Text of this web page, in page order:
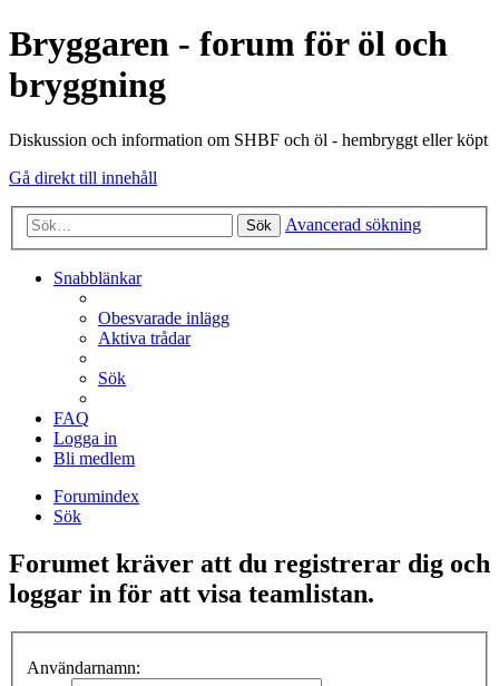
Bryggaren - forum för öl och
bryggning
Diskussion och information om SHBF och öl - hembryggt eller köpt
Gå direkt till innehåll
Sök Avancerad sökning
Snabblänkar
Obesvarade inlägg
Aktiva trådar
Sök
FAQ
Logga in
Bli medlem
Forumindex
Sök
Forumet kräver att du registrerar dig och
loggar in för att visa teamlistan.
Användarnamn: